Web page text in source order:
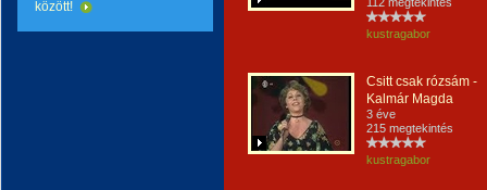
között!
kustragabor
Csitt csak rózsám -
Kalmár Magda
3 éve
215 megtekintés
kustragabor